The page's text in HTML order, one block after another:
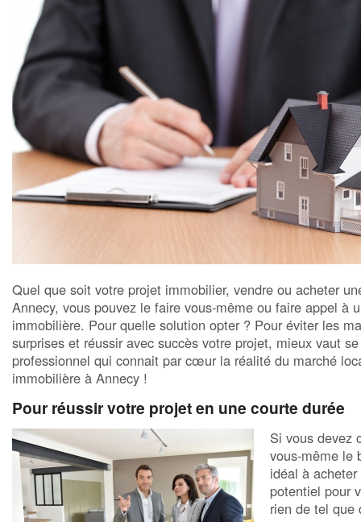
Quel que soit votre projet immobilier, vendre ou acheter
Annecy, vous pouvez le faire vous-même ou faire appel à
immobilière. Pour quelle solution opter ? Pour éviter les
surprises et réussir avec succès votre projet, mieux vaut
professionnel qui connait par cœur la réalité du marché
immobilière à Annecy !
Pour réussir votre projet en une courte durée
Si vous devez
vous-même le
idéal à acheter
potentiel pour
rien de tel que